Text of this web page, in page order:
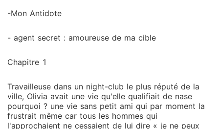
-Mon Antidote
- agent secret : amoureuse de ma cible
Chapitre 1
Travailleuse dans un night-club le plus réputé de la
ville, Olivia avait une vie qu'elle qualifiait de nase
pourquoi ? une vie sans petit ami qui par moment la
frustrait même car tous les hommes qui
l'approchaient ne cessaient de lui dire « je ne peux